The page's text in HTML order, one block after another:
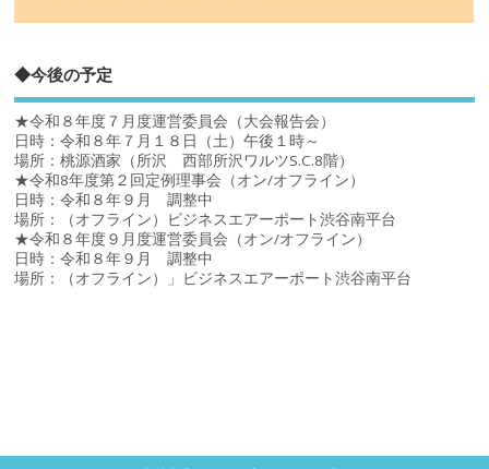
◆今後の予定
★令和８年度７月度運営委員会（大会報告会）
日時：令和８年７月１８日（土）午後１時～
場所：桃源酒家（所沢 西部所沢ワルツS.C.8階）
★令和8年度第２回定例理事会（オン/オフライン）
日時：令和８年９月 調整中
場所：（オフライン）ビジネスエアーポート渋谷南平台
★令和８年度９月度運営委員会（オン/オフライン）
日時：令和８年９月 調整中
場所：（オフライン）」ビジネスエアーポート渋谷南平台